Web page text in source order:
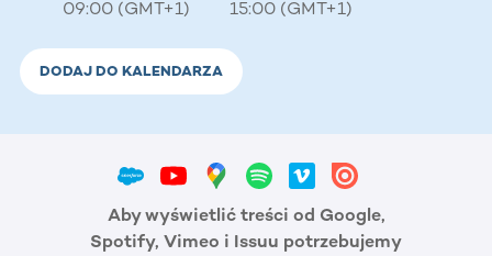
09:00 (GMT+1) 15:00 (GMT+1)
DODAJ DO KALENDARZA
Aby wyświetlić treści od Google,
Spotify, Vimeo i Issuu potrzebujemy